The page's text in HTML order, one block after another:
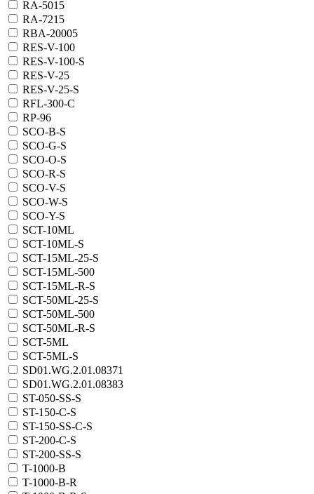
RA-5015
RA-7215
RBA-20005
RES-V-100
RES-V-100-S
RES-V-25
RES-V-25-S
RFL-300-C
RP-96
SCO-B-S
SCO-G-S
SCO-O-S
SCO-R-S
SCO-V-S
SCO-W-S
SCO-Y-S
SCT-10ML
SCT-10ML-S
SCT-15ML-25-S
SCT-15ML-500
SCT-15ML-R-S
SCT-50ML-25-S
SCT-50ML-500
SCT-50ML-R-S
SCT-5ML
SCT-5ML-S
SD01.WG.2.01.08371
SD01.WG.2.01.08383
ST-050-SS-S
ST-150-C-S
ST-150-SS-C-S
ST-200-C-S
ST-200-SS-S
T-1000-B
T-1000-B-R